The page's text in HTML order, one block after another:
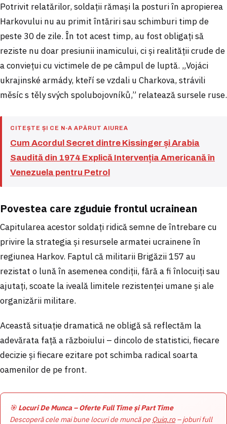
Potrivit relatărilor, soldații rămași la posturi în apropierea
Harkovului nu au primit întăriri sau schimburi timp de
peste 30 de zile. În tot acest timp, au fost obligați să
reziste nu doar presiunii inamicului, ci și realității crude de
a conviețui cu victimele de pe câmpul de luptă. „Vojáci
ukrajinské armády, kteří se vzdali u Charkova, strávili
měsíc s těly svých spolubojovníků,” relatează sursele ruse.
CITEȘTE ȘI CE N-A APĂRUT AIUREA
Cum Acordul Secret dintre Kissinger și Arabia
Saudită din 1974 Explică Intervenția Americană în
Venezuela pentru Petrol
Povestea care zguduie frontul ucrainean
Capitularea acestor soldați ridică semne de întrebare cu
privire la strategia și resursele armatei ucrainene în
regiunea Harkov. Faptul că militarii Brigăzii 157 au
rezistat o lună în asemenea condiții, fără a fi înlocuiți sau
ajutați, scoate la iveală limitele rezistenței umane și ale
organizării militare.
Această situație dramatică ne obligă să reflectăm la
adevărata față a războiului – dincolo de statistici, fiecare
decizie și fiecare ezitare pot schimba radical soarta
oamenilor de pe front.
🎯 Locuri De Munca – Oferte Full Time și Part Time
Descoperă cele mai bune locuri de muncă pe Quiq.ro– joburi full